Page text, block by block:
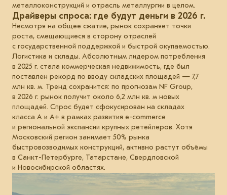
металлоконструкций и отрасль металлургии в целом.
Драйверы спроса: где будут деньги в 2026 г.
Несмотря на общее сжатие, рынок сохраняет точки
роста, смещающиеся в сторону отраслей
с государственной поддержкой и быстрой окупаемостью.
Логистика и склады. Абсолютным лидером потребления
в 2025 г. стала коммерческая недвижимость, где был
поставлен рекорд по вводу складских площадей — 7,7
млн кв. м. Тренд сохранится: по прогнозам NF Group,
в 2026 г. рынок получит около 6,2 млн кв. м новых
площадей. Спрос будет сфокусирован на складах
класса А и А+ в рамках развития e-commerce
и региональной экспансии крупных ретейлеров. Хотя
Московский регион занимает 50% рынка
быстровозводимых конструкций, активно растут объёмы
в Санкт-Петербурге, Татарстане, Свердловской
и Новосибирской областях.